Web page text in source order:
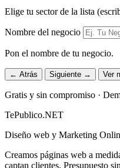
Elige tu sector de la lista
Nombre del negocio
Pon el nombre de tu negocio.
← Atrás Siguiente → Ver
Gratis y sin compromiso ·
TePublico.NET
Diseño web y Marketing
Creamos páginas web a
captan clientes. Presupuesto